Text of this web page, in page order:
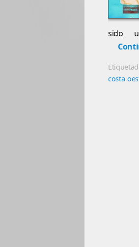
sido
costa